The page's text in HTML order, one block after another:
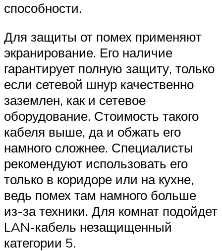
способности.
Для защиты от помех применяют
экранирование. Его наличие
гарантирует полную защиту, только
если сетевой шнур качественно
заземлен, как и сетевое
оборудование. Стоимость такого
кабеля выше, да и обжать его
намного сложнее. Специалисты
рекомендуют использовать его
только в коридоре или на кухне,
ведь помех там намного больше
из-за техники. Для комнат подойдет
LAN-кабель незащищенный
категории 5.